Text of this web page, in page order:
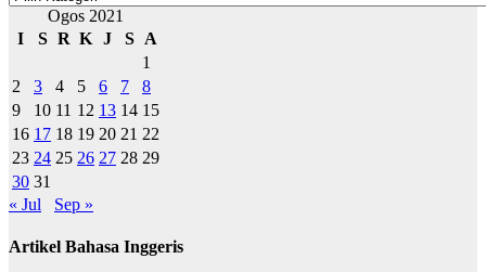
Ogos 2021
I
S R K J S
A
1
2
3 4 5 6 7
8
9
10 11 12 13 14 15
16 17 18 19 20 21 22
23 24 25 26 27 28 29
30 31
« Jul
Sep »
Artikel Bahasa Inggeris